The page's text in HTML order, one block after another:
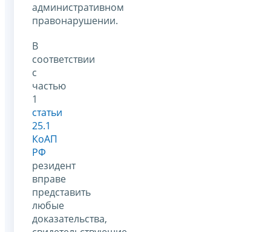
административном
правонарушении.
В
соответствии
с
частью
1
статьи
25.1
КоАП
РФ
резидент
вправе
представить
любые
доказательства,